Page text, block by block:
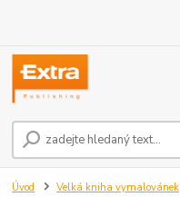
Úvod Velká kniha vymalovánek